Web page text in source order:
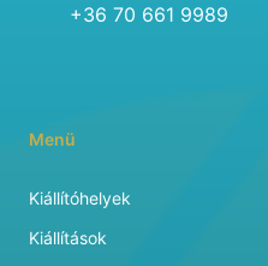
+36 70 661 9989
Menü
Kiállítóhelyek
Kiállítások